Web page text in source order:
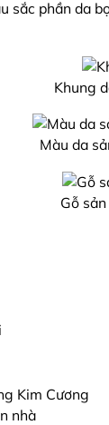
sắc phần da
Khung
Màu da
Gỗ
Kim Cương
nhà